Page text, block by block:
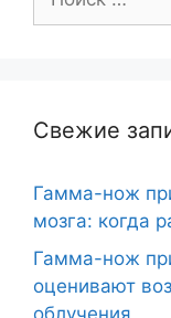
Свежие
Гамма-нож
мозга: когда
Гамма-нож
оценивают
облучения